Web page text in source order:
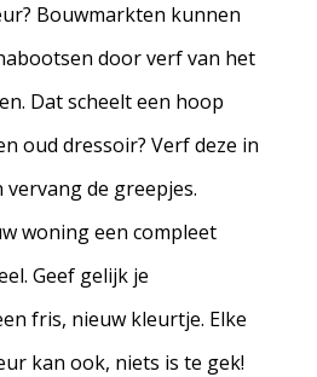
Bouwmarkten kunnen
door verf van het
Dat scheelt een hoop
oud dressoir? Verf deze in
de greepjes.
woning een compleet
Geef gelijk je
fris, nieuw kleurtje. Elke
kan ook, niets is te gek!